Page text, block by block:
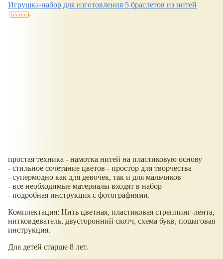
Игрушка-набор для изготовления 5 браслетов из нитей
.
простая техника - намотка нитей на пластиковую основу
- стильное сочетание цветов - простор для творчества
- супермодно как для девочек, так и для мальчиков
- все необходимые материалы входят в набор
- подробная инструкция с фотографиями.
Комплектация: Нить цветная, пластиковая стреппинг-лента,
нитковдеватель, двусторонний скотч, схема букв, пошаговая
инструкция.
Для детей старше 8 лет.